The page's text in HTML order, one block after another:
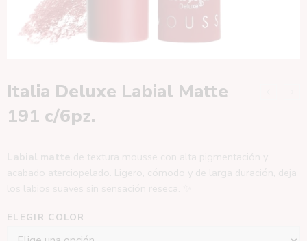
Italia Deluxe Labial Matte
191 c/6pz.
ELEGIR COLOR